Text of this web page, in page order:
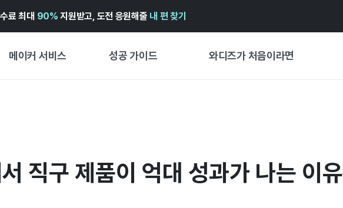
료 최대 90% 지원받고, 도전 응원해줄 내 편 찾기
메이커 서비스 성공 가이드 와디즈가 처음이라면
와디즈 어워즈 ↗︎
성공 스토리
창작형
비즈니스형
직구 제품이 억대 성과가 나는 이유